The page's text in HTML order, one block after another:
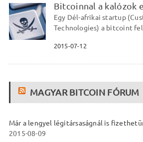
Bitcoinnal a kalózok
Egy Dél-afrikai startup
Technologies) a bitcoint
2015-07-12
MAGYAR BITCOIN FÓRUM
Már a lengyel légitársaságnál is
2015-08-09